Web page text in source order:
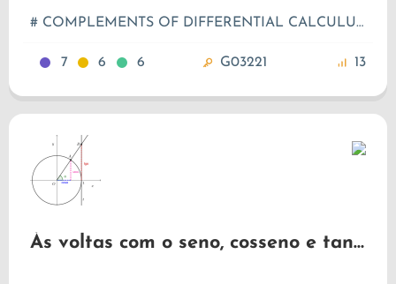
# COMPLEMENTS OF DIFFERENTIAL CALCULUS IN REAL NUMBERS
7 6 6 G03221 13
Às voltas com o seno, cosseno e tangente (Trigonometria - 11.º ano)